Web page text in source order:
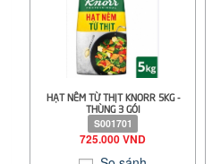
HẠT NÊM TỪ THỊT KNORR 5KG -
THÙNG 3 GÓI
S001701
725.000 VND